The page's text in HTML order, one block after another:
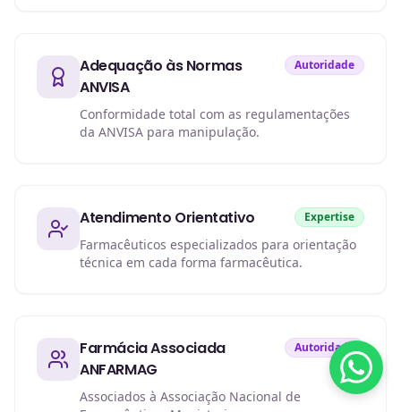
Adequação às Normas
ANVISA
Autoridade
Conformidade total com as regulamentações
da ANVISA para manipulação.
Atendimento Orientativo Expertise
Farmacêuticos especializados para orientação
técnica em cada forma farmacêutica.
Farmácia Associada
ANFARMAG
Autoridade
Associados à Associação Nacional de